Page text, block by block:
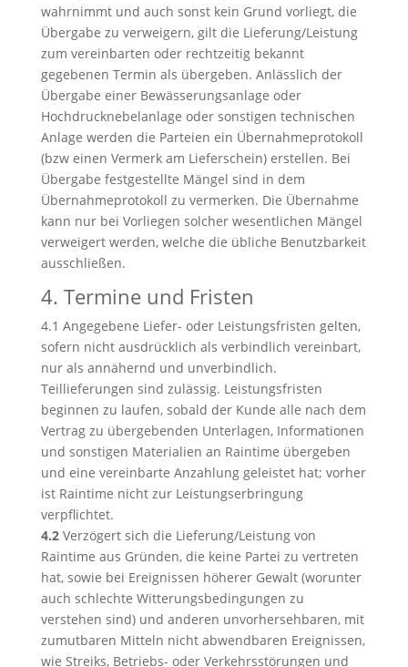
wahrnimmt und auch sonst kein Grund vorliegt, die
Übergabe zu verweigern, gilt die Lieferung/Leistung
zum vereinbarten oder rechtzeitig bekannt
gegebenen Termin als übergeben. Anlässlich der
Übergabe einer Bewässerungsanlage oder
Hochdrucknebelanlage oder sonstigen technischen
Anlage werden die Parteien ein Übernahmeprotokoll
(bzw einen Vermerk am Lieferschein) erstellen. Bei
Übergabe festgestellte Mängel sind in dem
Übernahmeprotokoll zu vermerken. Die Übernahme
kann nur bei Vorliegen solcher wesentlichen Mängel
verweigert werden, welche die übliche Benutzbarkeit
ausschließen.
4. Termine und Fristen
4.1 Angegebene Liefer- oder Leistungsfristen gelten,
sofern nicht ausdrücklich als verbindlich vereinbart,
nur als annähernd und unverbindlich.
Teillieferungen sind zulässig. Leistungsfristen
beginnen zu laufen, sobald der Kunde alle nach dem
Vertrag zu übergebenden Unterlagen, Informationen
und sonstigen Materialien an Raintime übergeben
und eine vereinbarte Anzahlung geleistet hat; vorher
ist Raintime nicht zur Leistungserbringung
verpflichtet.
4.2Verzögert sich die Lieferung/Leistung von
Raintime aus Gründen, die keine Partei zu vertreten
hat, sowie bei Ereignissen höherer Gewalt (worunter
auch schlechte Witterungsbedingungen zu
verstehen sind) und anderen unvorhersehbaren, mit
zumutbaren Mitteln nicht abwendbaren Ereignissen,
wie Streiks, Betriebs- oder Verkehrsstörungen und